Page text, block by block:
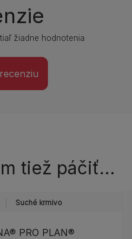
žiadne hodnotenia
tiež páčiť…
Suché krmivo
PRO PLAN®